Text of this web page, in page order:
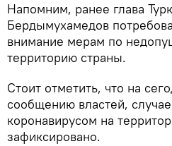
Напомним, ранее глава
Бердымухамедов
внимание мерам по
территорию страны.
Стоит отметить, что на
сообщению властей,
коронавирусом на
зафиксировано.